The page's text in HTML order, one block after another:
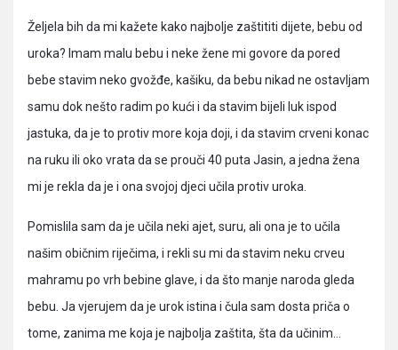
Željela bih da mi kažete kako najbolje zaštititi dijete, bebu od
uroka? Imam malu bebu i neke žene mi govore da pored
bebe stavim neko gvožđe, kašiku, da bebu nikad ne ostavljam
samu dok nešto radim po kući i da stavim bijeli luk ispod
jastuka, da je to protiv more koja doji, i da stavim crveni konac
na ruku ili oko vrata da se prouči 40 puta Jasin, a jedna žena
mi je rekla da je i ona svojoj djeci učila protiv uroka.
Pomislila sam da je učila neki ajet, suru, ali ona je to učila
našim običnim riječima, i rekli su mi da stavim neku crveu
mahramu po vrh bebine glave, i da što manje naroda gleda
bebu. Ja vjerujem da je urok istina i čula sam dosta priča o
tome, zanima me koja je najbolja zaštita, šta da učinim…